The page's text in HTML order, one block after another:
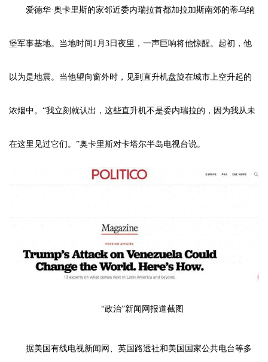
爱德华·奥卡里斯的家邻近委内瑞拉首都加拉加斯南郊的蒂乌纳
堡军事基地。当地时间1月3日夜里，一声巨响将他惊醒。起初，他
以为是地震。当他望向窗外时，见到直升机盘旋在城市上空升起的
浓烟中。“我立刻就认出，这些直升机不是委内瑞拉的，因为我从未
在这里见过它们。”奥卡里斯对卡塔尔半岛电视台说。
“政治”新闻网报道截图
据美国有线电视新闻网、英国路透社和美国国家公共电台等多